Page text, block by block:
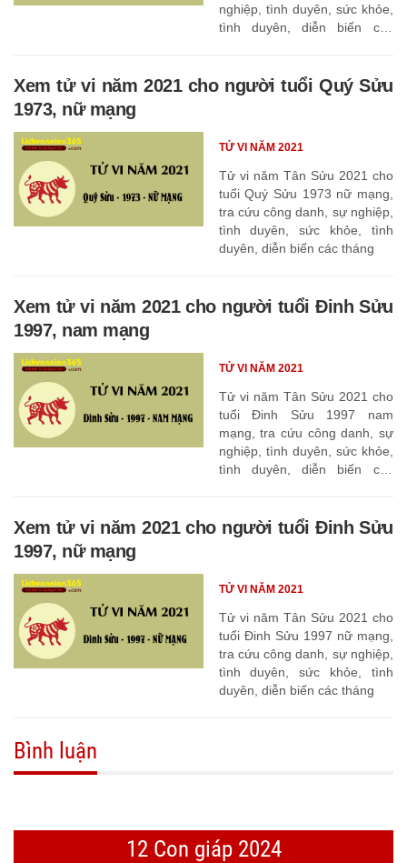
nghiệp, tình duyên, sức khỏe,
tình duyên, diễn biến các
Xem tử vi năm 2021 cho người tuổi Quý Sửu
1973, nữ mạng
Tử vi năm Tân Sửu 2021 cho
tuổi Quý Sửu 1973 nữ mạng,
tra cứu công danh, sự nghiệp,
tình duyên, sức khỏe, tình
duyên, diễn biến các tháng
TỬ VI NĂM 2021
Xem tử vi năm 2021 cho người tuổi Đinh Sửu
1997, nam mạng
Tử vi năm Tân Sửu 2021 cho
tuổi Đinh Sửu 1997 nam
mạng, tra cứu công danh, sự
nghiệp, tình duyên, sức khỏe,
tình duyên, diễn biến các
TỬ VI NĂM 2021
Xem tử vi năm 2021 cho người tuổi Đinh Sửu
1997, nữ mạng
Tử vi năm Tân Sửu 2021 cho
tuổi Đinh Sửu 1997 nữ mạng,
tra cứu công danh, sự nghiệp,
tình duyên, sức khỏe, tình
duyên, diễn biến các tháng
TỬ VI NĂM 2021
Bình luận
12 Con giáp 2024